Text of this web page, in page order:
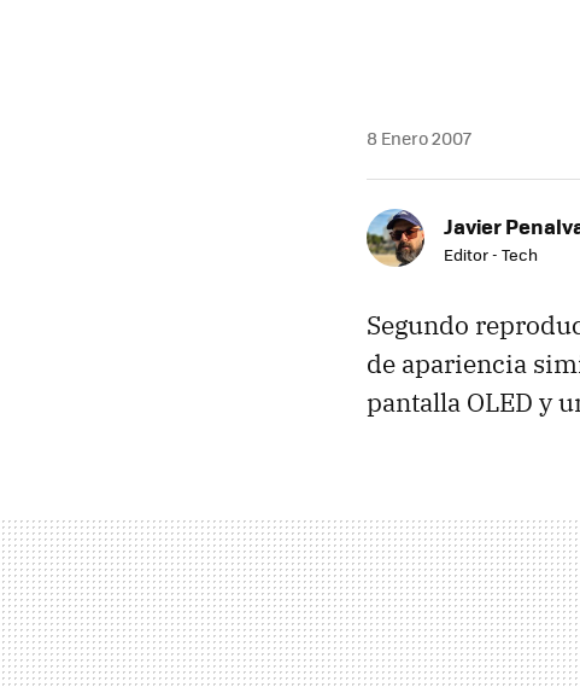
8 Enero 2007
Javier
Editor - Tech
Segundo
de apariencia
pantalla OLED y